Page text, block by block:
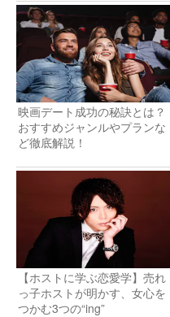
映画デート成功の秘訣とは？
おすすめジャンルやプランな
ど徹底解説！
【ホストに学ぶ恋愛学】売れ
っ子ホストが明かす、女心を
つかむ3つの“ing”